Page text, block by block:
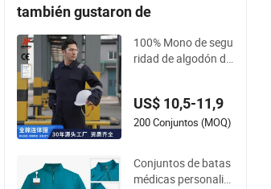
también gustaron de
100% Mono de segu
ridad de algodón de
abajo
US$ 10,5-11,9
200 Conjuntos (MOQ)
Conjuntos de batas
médicas personaliz